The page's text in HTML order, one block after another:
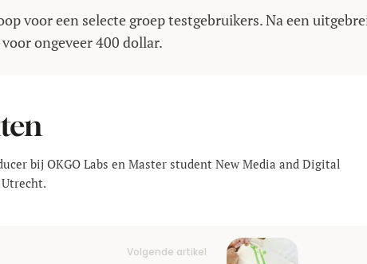
voor een selecte groep testgebruikers. Na een
ongeveer 400 dollar.
bij OKGO Labs en Master student New Media and Digital
Volgende artikel